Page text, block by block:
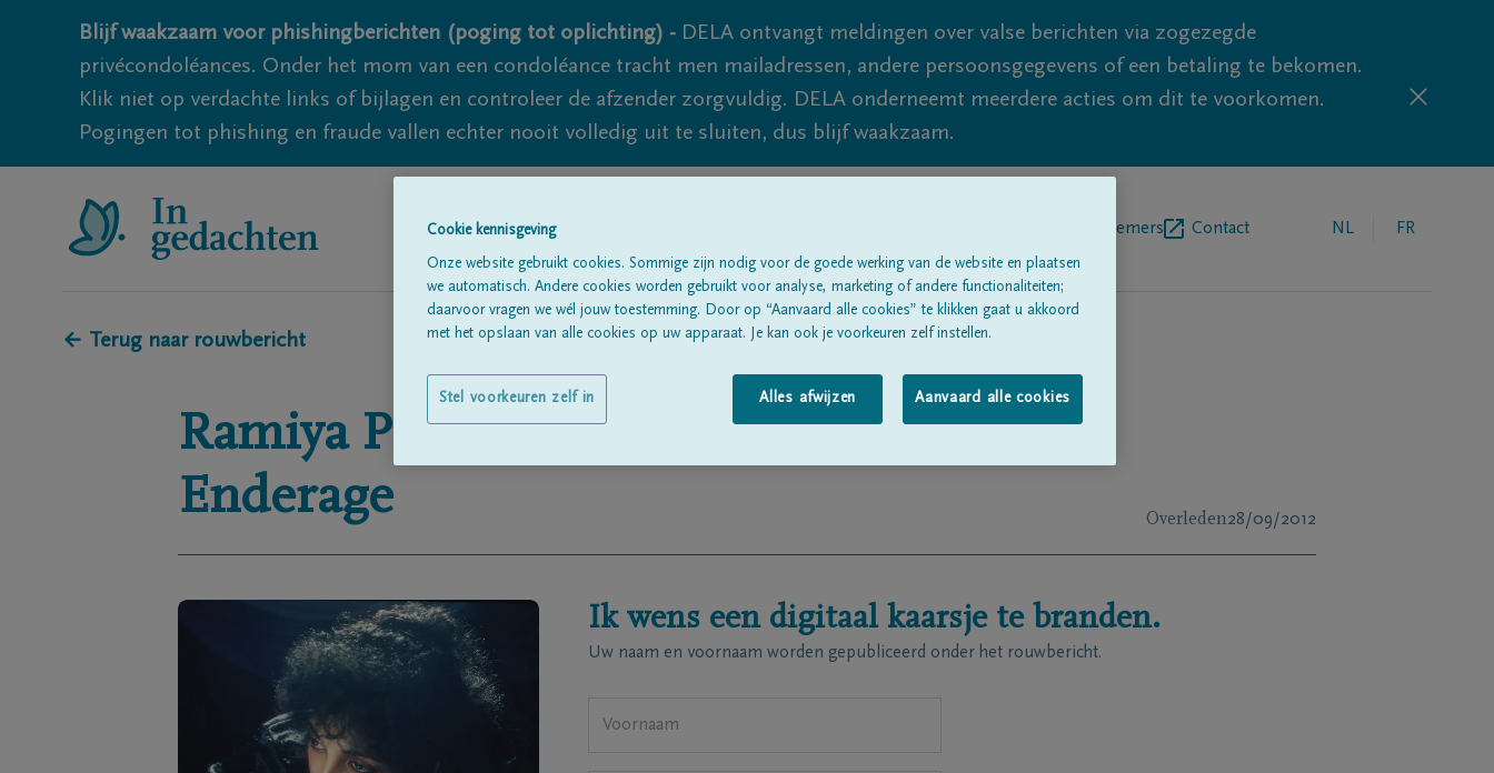
Blijf waakzaam voor phishingberichten (poging tot oplichting) - DELA ontvangt meldingen over valse berichten via zogezegde
privécondoléances. Onder het mom van een condoléance tracht men mailadressen, andere persoonsgegevens of een betaling te bekomen.
Klik niet op verdachte links of bijlagen en controleer de afzender zorgvuldig. DELA onderneemt meerdere acties om dit te voorkomen.
Pogingen tot phishing en fraude vallen echter nooit volledig uit te sluiten, dus blijf waakzaam.
Begrafenisondernemers Contact NL FR
← Terug naar rouwbericht
Ramiya Prianganie Tudawe Hewa
Enderage
Overleden28/09/2012
Ik wens een digitaal kaarsje te branden.
Uw naam en voornaam worden gepubliceerd onder het rouwbericht.
Cookie kennisgeving
Onze website gebruikt cookies. Sommige zijn nodig voor de goede werking van de website en plaatsen
we automatisch. Andere cookies worden gebruikt voor analyse, marketing of andere functionaliteiten;
daarvoor vragen we wél jouw toestemming. Door op “Aanvaard alle cookies” te klikken gaat u akkoord
met het opslaan van alle cookies op uw apparaat. Je kan ook je voorkeuren zelf instellen.
Alles afwijzen Aanvaard alle cookies
Stel voorkeuren zelf in